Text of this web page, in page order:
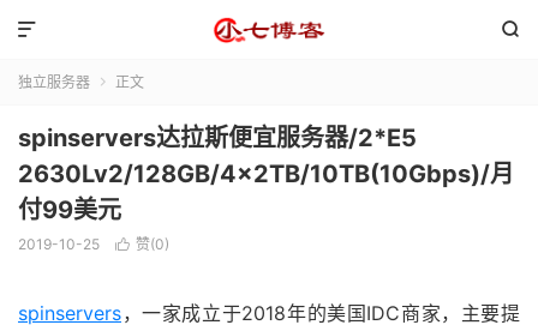


独立服务器  正文
spinservers达拉斯便宜服务器/2*E5
2630Lv2/128GB/4x2TB/10TB(10Gbps)/月
付99美元
2019-10-25  赞(0)
spinservers，一家成立于2018年的美国IDC商家，主要提